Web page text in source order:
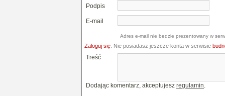
Podpis
E-mail
Adres e-mail nie bedzie prezentowany w
Zaloguj się . Nie posiadasz jeszcze konta w serwisie
Treść
Dodając komentarz, akceptujesz regulamin.